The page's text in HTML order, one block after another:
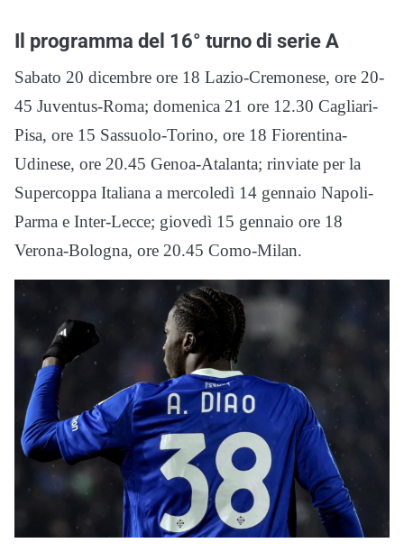
Il programma del 16° turno di serie A
Sabato 20 dicembre ore 18 Lazio-Cremonese, ore 20-
45 Juventus-Roma; domenica 21 ore 12.30 Cagliari-
Pisa, ore 15 Sassuolo-Torino, ore 18 Fiorentina-
Udinese, ore 20.45 Genoa-Atalanta; rinviate per la
Supercoppa Italiana a mercoledì 14 gennaio Napoli-
Parma e Inter-Lecce; giovedì 15 gennaio ore 18
Verona-Bologna, ore 20.45 Como-Milan.